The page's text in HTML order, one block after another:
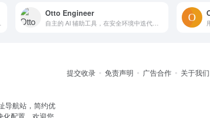
Otto Engineer
导航站，简约优
化配置，欢迎您
提交收录 免责声明 广告合作 关于我们